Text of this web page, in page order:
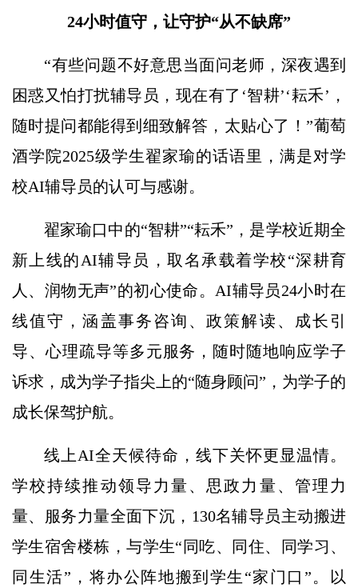
24小时值守，让守护“从不缺席”
“有些问题不好意思当面问老师，深夜遇到
困惑又怕打扰辅导员，现在有了‘智耕’‘耘禾’，
随时提问都能得到细致解答，太贴心了！”葡萄
酒学院2025级学生翟家瑜的话语里，满是对学
校AI辅导员的认可与感谢。
翟家瑜口中的“智耕”“耘禾”，是学校近期全
新上线的AI辅导员，取名承载着学校“深耕育
人、润物无声”的初心使命。AI辅导员24小时在
线值守，涵盖事务咨询、政策解读、成长引
导、心理疏导等多元服务，随时随地响应学子
诉求，成为学子指尖上的“随身顾问”，为学子的
成长保驾护航。
线上AI全天候待命，线下关怀更显温情。
学校持续推动领导力量、思政力量、管理力
量、服务力量全面下沉，130名辅导员主动搬进
学生宿舍楼栋，与学生“同吃、同住、同学习、
同生活”，将办公阵地搬到学生“家门口”。以